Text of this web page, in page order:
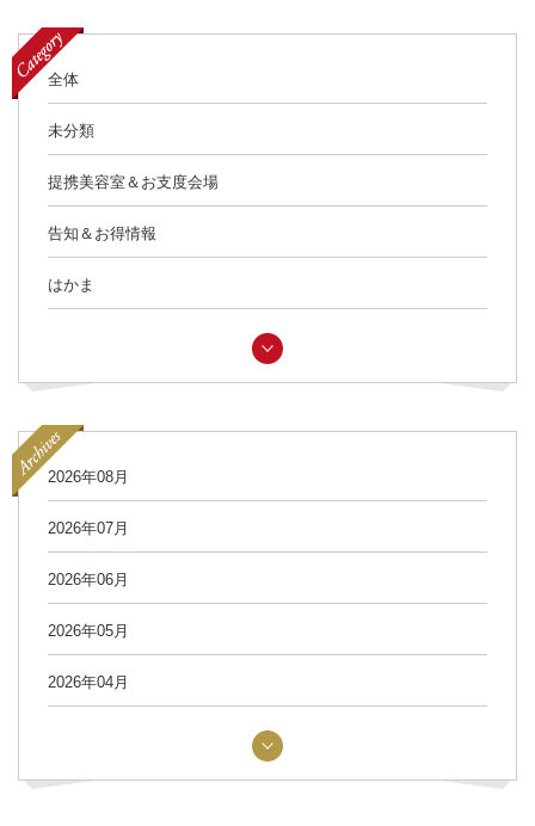
全体
未分類
提携美容室＆お支度会場
告知＆お得情報
はかま
2026年08月
2026年07月
2026年06月
2026年05月
2026年04月